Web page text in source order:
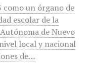
como un órgano de
escolar de la
de Nuevo
local y nacional
de…